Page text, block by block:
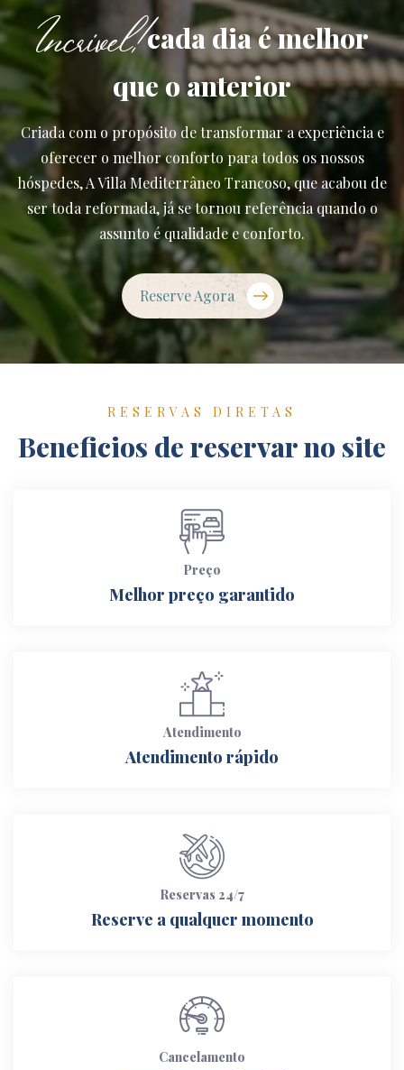
Incrivel!cada dia é melhor
que o anterior
Criada com o propósito de transformar a experiência e
oferecer o melhor conforto para todos os nossos
hóspedes, A Villa Mediterrâneo Trancoso, que acabou de
ser toda reformada, já se tornou referência quando o
assunto é qualidade e conforto.
Reserve Agora
RESERVAS DIRETAS
Beneficios de reservar no site
Preço
Melhor preço garantido
Atendimento
Atendimento rápido
Reservas 24/7
Reserve a qualquer momento
Cancelamento